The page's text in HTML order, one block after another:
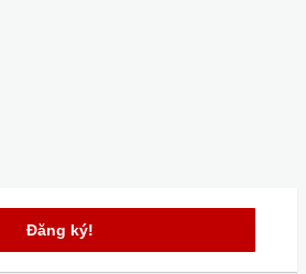
Đăng ký!